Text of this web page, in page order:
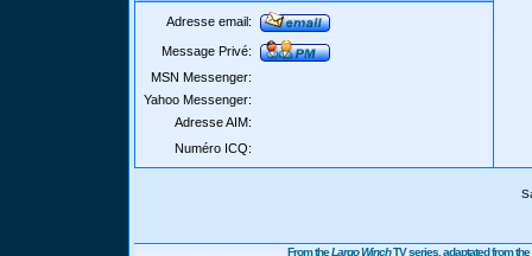
Adresse email:
Message Privé:
MSN Messenger:
Yahoo Messenger:
Adresse AIM:
Numéro ICQ:
From theLargo WinchTV series, adaptated from